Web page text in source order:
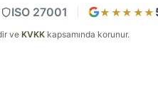
ISO 27001 ★★★★★
ve KVKK kapsamında korunur.